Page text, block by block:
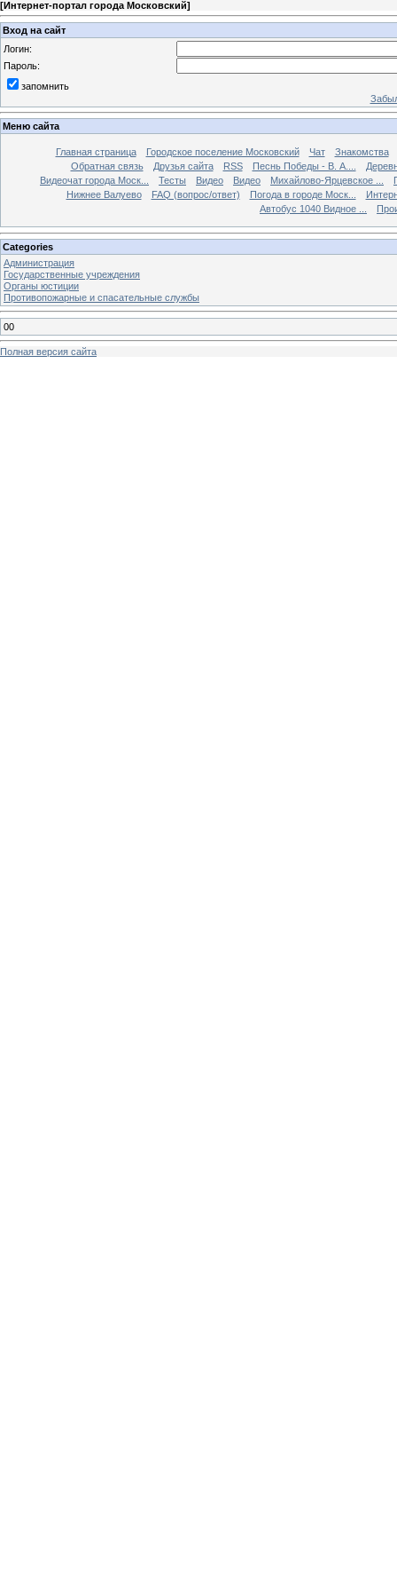
[Интернет-портал города Московский]
Вход на сайт
Логин:
Пароль:
запомнить
Меню сайта
Главная страница Городское поселение Московский Чат
Знакомства
Обратная связь
Друзья сайта RSS Песнь Победы - В. А....
Видеочат города Моск...
Тесты Видео Видео Михайлово-Ярцевское ...
Нижнее Валуево
FAQ (вопрос/ответ) Погода в городе Моск...
Автобус 1040 Видное ...
Categories
Администрация
Государственные учреждения
Органы юстиции
Противопожарные и спасательные службы
00
Полная версия сайта